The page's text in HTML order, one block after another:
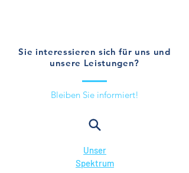
Sie interessieren sich für uns und
unsere Leistungen?
Bleiben Sie informiert!
Unser
Spektrum